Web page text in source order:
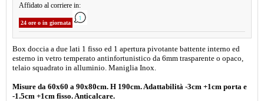
Affidato al corriere in:
24 ore o in giornata
Box doccia a due lati 1 fisso ed 1 apertura pivotante battente interno ed
esterno in vetro temperato antinfortunistico da 6mm trasparente o opaco,
telaio squadrato in alluminio. Maniglia Inox.
Misure da 60x60 a 90x80cm. H 190cm. Adattabilità -3cm +1cm porta e
-1.5cm +1cm fisso. Anticalcare.